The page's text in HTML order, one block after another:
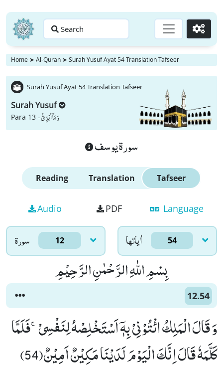
Search Go
Home ➤ Al-Quran ➤ Surah Yusuf Ayat 54 Translation Tafseer
Surah Yusuf Ayat 54 Translation Tafseer
Surah Yusuf
Para 13 -وَ مَاۤ اُبَرِّئُ
سورة يوسف
Reading Translation Tafseer
Audio PDF Language
سورۃ 12 اٰياتها 54
بِسْمِ اللّٰهِ الرَّحْمٰنِ الرَّحِیْمِ
12.54
وَ قَالَ الْمَلِكُ ائْتُوْنِیْ بِهٖۤ اَسْتَخْلِصْهُ لِنَفْسِیْۚ-فَلَمَّا
كَلَّمَهٗ قَالَ اِنَّكَ الْیَوْمَ لَدَیْنَا مَكِیْنٌ اَمِیْنٌ(54)